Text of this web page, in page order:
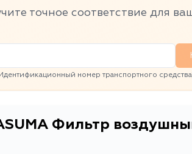
точное соответствие для
номер транспортного
Фильтр